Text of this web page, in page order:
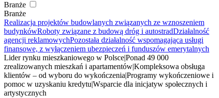
Branże
Branże
Realizacja projektów budowlanych związanych ze wznoszeniem
budynkówRoboty związane z budową dróg i autostradDziałalność
agencji reklamowychPozostała działalność wspomagająca usługi
finansowe, z wyłączeniem ubezpieczeń i funduszów emerytalnych
Lider rynku mieszkaniowego w PolscePonad 49 000
zrealizowanych mieszkań i apartamentówKompleksowa obsługa
klientów – od wyboru do wykończeniaProgramy wykończeniowe i
pomoc w uzyskaniu kredytuWsparcie dla inicjatyw społecznych i
artystycznych